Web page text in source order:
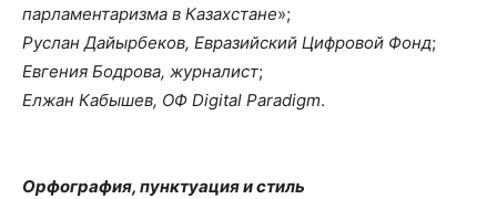
парламентаризма в Казахстане»;
Руслан Дайырбеков, Евразийский Цифровой Фонд;
Евгения Бодрова, журналист;
Елжан Кабышев, ОФ Digital Paradigm.
Орфография, пунктуация и стиль